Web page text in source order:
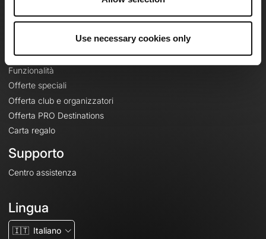
Use necessary cookies only
Le Mag'
Mappe di base topografiche
Funzionalità
Offerte speciali
Offerta club e organizzatori
Offerta PRO Destinations
Carta regalo
Supporto
Centro assistenza
Lingua
🇮🇹 Italiano